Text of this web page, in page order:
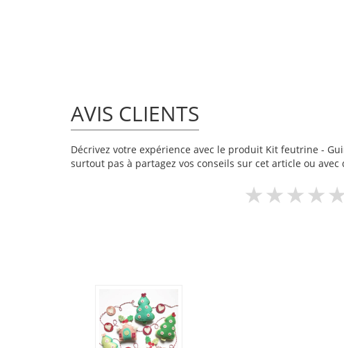
AVIS CLIENTS
Décrivez votre expérience avec le produit Kit feutrine -
surtout pas à partagez vos conseils sur cet article ou